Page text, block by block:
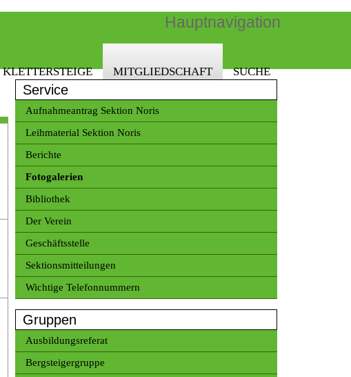
Hauptnavigation
KLETTERSTEIGE MITGLIEDSCHAFT SUCHE
Service
Aufnahmeantrag Sektion Noris
Leihmaterial Sektion Noris
Berichte
Fotogalerien
Bibliothek
Der Verein
Geschäftsstelle
Sektionsmitteilungen
Wichtige Telefonnummern
Gruppen
Ausbildungsreferat
Bergsteigergruppe